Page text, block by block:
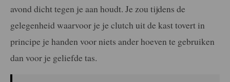
avond dicht tegen je aan houdt. Je zou tijdens de
gelegenheid waarvoor je je clutch uit de kast tovert in
principe je handen voor niets ander hoeven te gebruiken
dan voor je geliefde tas.